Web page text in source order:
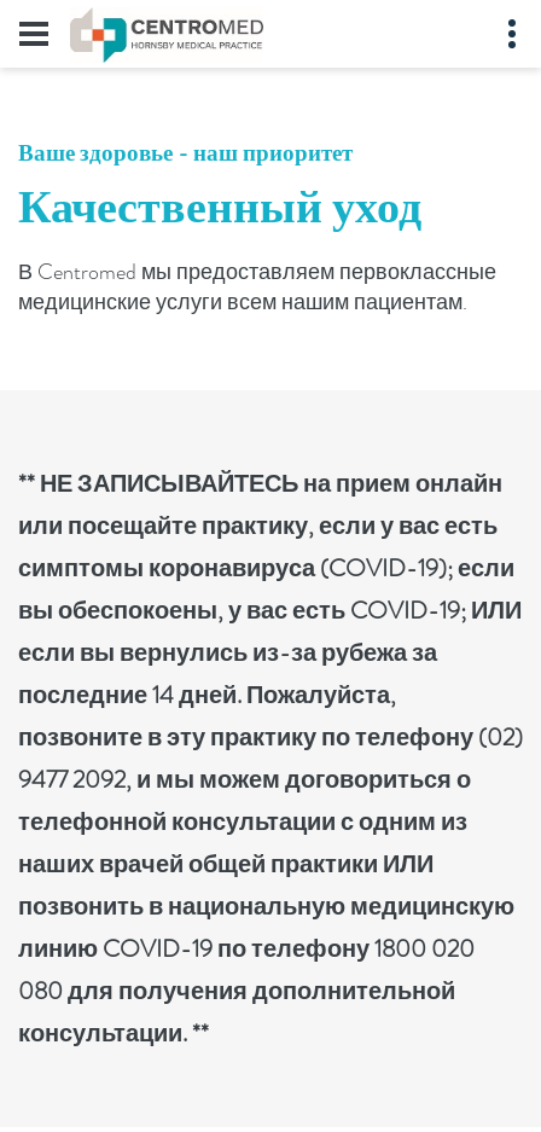
Ваше здоровье - наш приоритет
Качественный уход
В Centromed мы предоставляем первоклассные
медицинские услуги всем нашим пациентам.
** НЕ ЗАПИСЫВАЙТЕСЬ на прием онлайн
или посещайте практику, если у вас есть
симптомы коронавируса (COVID-19); если
вы обеспокоены, у вас есть COVID-19; ИЛИ
если вы вернулись из-за рубежа за
последние 14 дней. Пожалуйста,
позвоните в эту практику по телефону (02)
9477 2092, и мы можем договориться о
телефонной консультации с одним из
наших врачей общей практики ИЛИ
позвонить в национальную медицинскую
линию COVID-19 по телефону 1800 020
080 для получения дополнительной
консультации. **